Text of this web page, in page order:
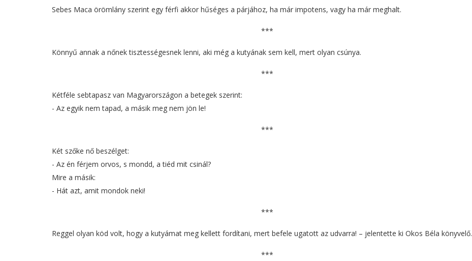
Sebes Maca örömlány szerint egy férfi akkor hűséges a párjához, ha már impotens, vagy ha már meghalt.
***
Könnyű annak a nőnek tisztességesnek lenni, aki még a kutyának sem kell, mert olyan csúnya.
***
Kétféle sebtapasz van Magyarországon a betegek szerint:
- Az egyik nem tapad, a másik meg nem jön le!
***
Két szőke nő beszélget:
- Az én férjem orvos, s mondd, a tiéd mit csinál?
Mire a másik:
- Hát azt, amit mondok neki!
***
Reggel olyan köd volt, hogy a kutyámat meg kellett fordítani, mert befele ugatott az udvarra! – jelentette ki Okos Béla könyvelő.
***